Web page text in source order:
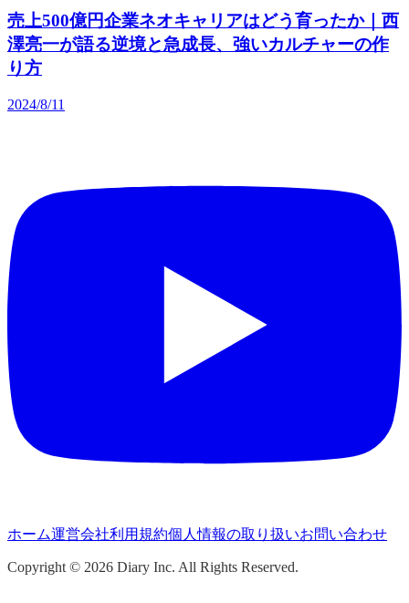
売上500億円企業ネオキャリアはどう育ったか｜西
澤亮一が語る逆境と急成長、強いカルチャーの作
り方
2024/8/11
ホーム運営会社利用規約個人情報の取り扱いお問い合わせ
Copyright © 2026 Diary Inc. All Rights Reserved.